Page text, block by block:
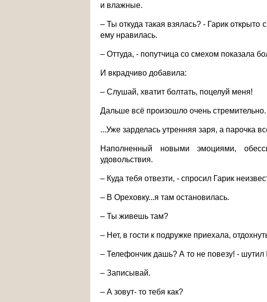
и влажные.
– Ты откуда такая взялась? - Гарик открыто
ему нравилась.
– Оттуда, - попутчица со смехом показала
И вкрадчиво добавила:
– Слушай, хватит болтать, поцелуй меня!
Дальше всё произошло очень стремительно.
...Уже зарделась утренняя заря, а парочка
Наполненный новыми эмоциями,
удовольствия.
– Куда тебя отвезти, - спросил Гарик
– В Ореховку...я там остановилась.
– Ты живешь там?
– Нет, в гости к подружке приехала,
– Телефончик дашь? А то не повезу! - шутил
– Записывай.
– А зовут- то тебя как?